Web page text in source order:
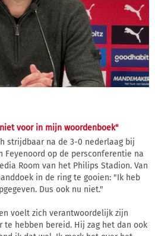
voor in mijn woordenboek"
strijdbaar na de 3-0 nederlaag bij
Feyenoord op de persconferentie na
Room van het Philips Stadion. Van
in de ring te gooien: "Ik heb
Dus ook nu niet."
voelt zich verantwoordelijk zijn
te hebben bereid. Hij zag het dan ook